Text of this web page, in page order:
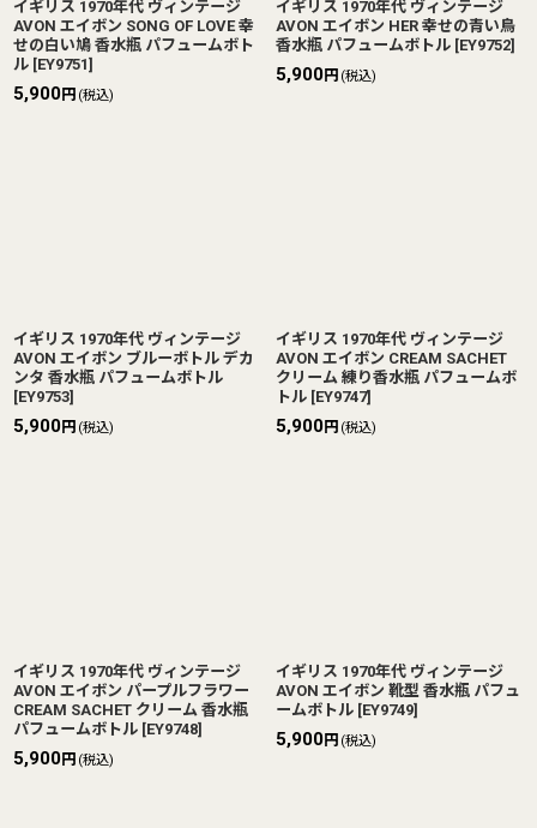
イギリス 1970年代 ヴィンテージ
AVON エイボン SONG OF LOVE 幸
せの白い鳩 香水瓶 パフュームボト
ル [EY9751]
5,900円 (税込)
イギリス 1970年代 ヴィンテージ
AVON エイボン HER 幸せの青い鳥
香水瓶 パフュームボトル [EY9752]
5,900円 (税込)
イギリス 1970年代 ヴィンテージ
AVON エイボン ブルーボトル デカ
ンタ 香水瓶 パフュームボトル
[EY9753]
5,900円 (税込)
イギリス 1970年代 ヴィンテージ
AVON エイボン CREAM SACHET
クリーム 練り香水瓶 パフュームボ
トル [EY9747]
5,900円 (税込)
イギリス 1970年代 ヴィンテージ
AVON エイボン パープルフラワー
CREAM SACHET クリーム 香水瓶
パフュームボトル [EY9748]
5,900円 (税込)
イギリス 1970年代 ヴィンテージ
AVON エイボン 靴型 香水瓶 パフュ
ームボトル [EY9749]
5,900円 (税込)